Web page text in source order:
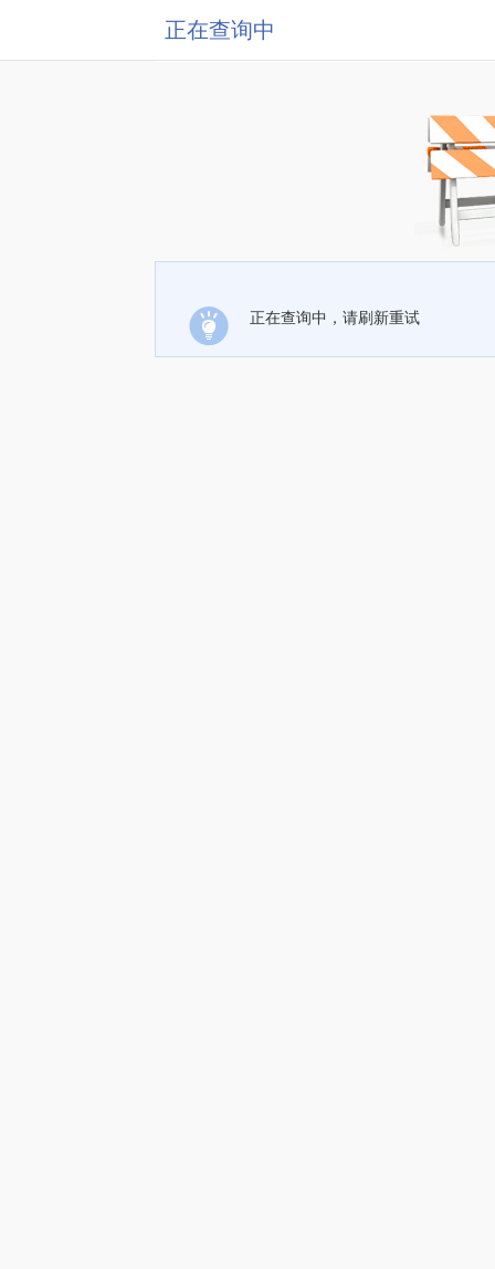
正在查询中
正在查询中，请刷新重试